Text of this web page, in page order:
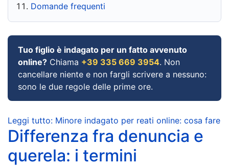
Domande frequenti
Tuo figlio è indagato per un fatto avvenuto
online? Chiama +39 335 669 3954. Non
cancellare niente e non fargli scrivere a nessuno:
sono le due regole delle prime ore.
Leggi tutto: Minore indagato per reati online: cosa fare
Differenza fra denuncia e
querela: i termini